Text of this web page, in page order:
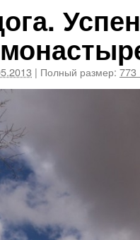
| Полный размер: 773